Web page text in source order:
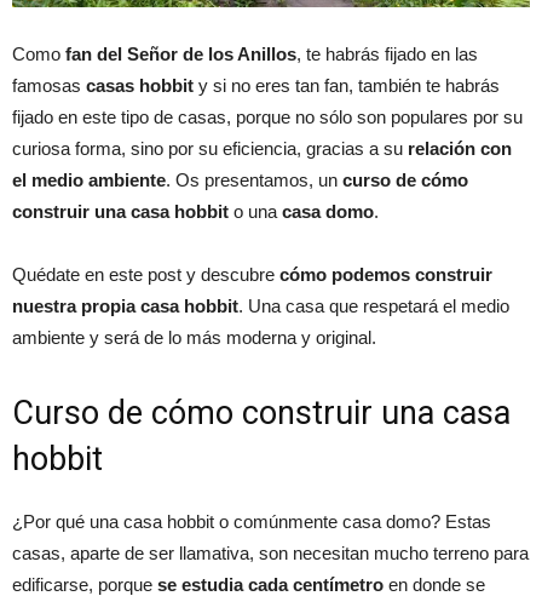
Como fan del Señor de los Anillos, te habrás fijado en las
famosas casas hobbit y si no eres tan fan, también te habrás
fijado en este tipo de casas, porque no sólo son populares por su
curiosa forma, sino por su eficiencia, gracias a su relación con
el medio ambiente. Os presentamos, un curso de cómo
construir una casa hobbit o una casa domo.
Quédate en este post y descubre cómo podemos construir
nuestra propia casa hobbit. Una casa que respetará el medio
ambiente y será de lo más moderna y original.
Curso de cómo construir una casa
hobbit
¿Por qué una casa hobbit o comúnmente casa domo? Estas
casas, aparte de ser llamativa, son necesitan mucho terreno para
edificarse, porque se estudia cada centímetro en donde se